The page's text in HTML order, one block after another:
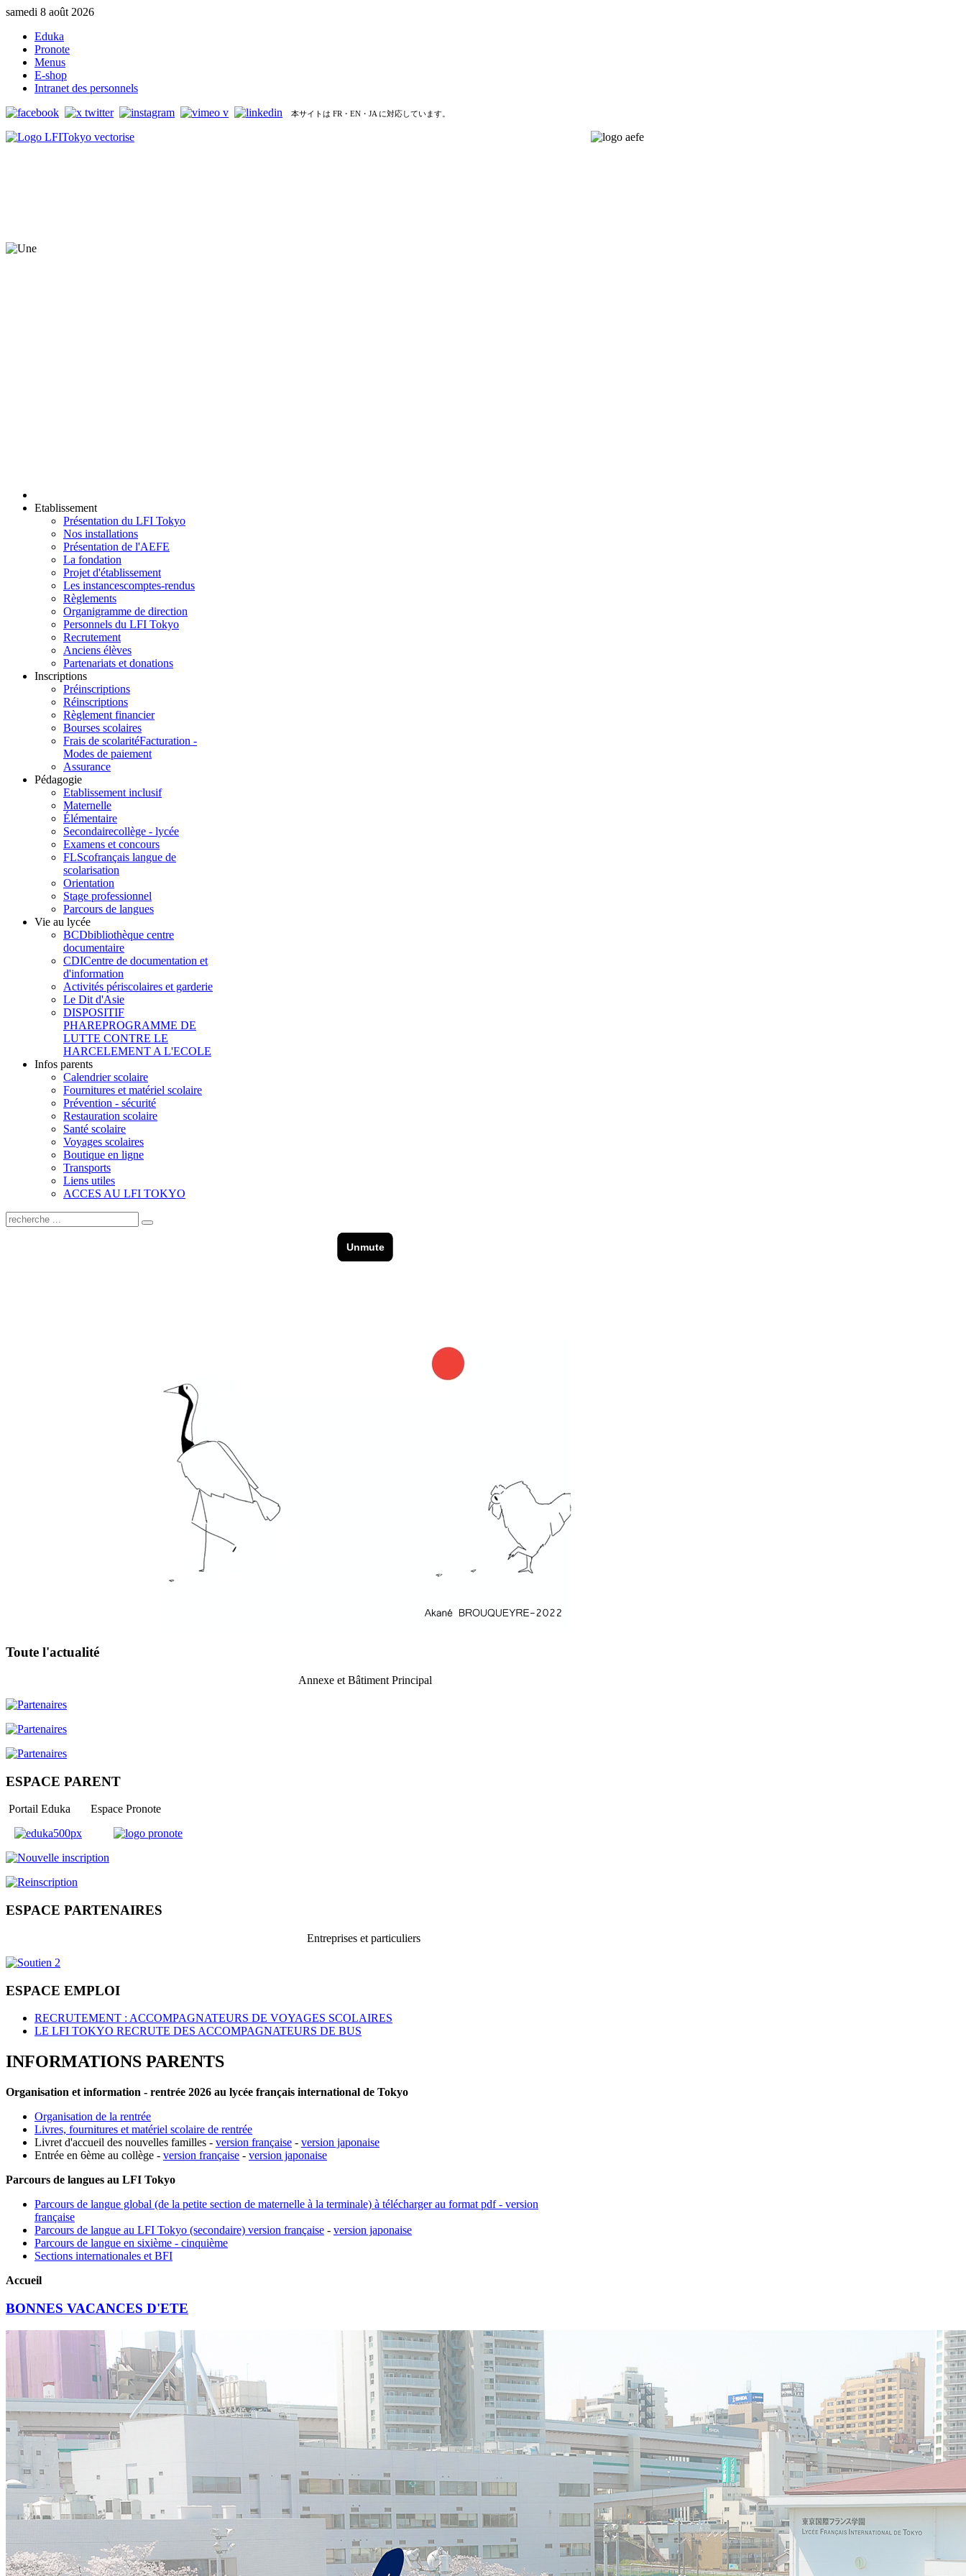
samedi 8 août 2026
Eduka
Pronote
Menus
E-shop
Intranet des personnels
本サイトは FR・EN・JA に対応しています。
Etablissement
Présentation du LFI Tokyo
Nos installations
Présentation de l'AEFE
La fondation
Projet d'établissement
Les instancescomptes-rendus
Règlements
Organigramme de direction
Personnels du LFI Tokyo
Recrutement
Anciens élèves
Partenariats et donations
Inscriptions
Préinscriptions
Réinscriptions
Règlement financier
Bourses scolaires
Frais de scolaritéFacturation -
Modes de paiement
Assurance
Pédagogie
Etablissement inclusif
Maternelle
Élémentaire
Secondairecollège - lycée
Examens et concours
FLScofrançais langue de
scolarisation
Orientation
Stage professionnel
Parcours de langues
Vie au lycée
BCDbibliothèque centre
documentaire
CDICentre de documentation et
d'information
Activités périscolaires et garderie
Le Dit d'Asie
DISPOSITIF
PHAREPROGRAMME DE
LUTTE CONTRE LE
HARCELEMENT A L'ECOLE
Infos parents
Calendrier scolaire
Fournitures et matériel scolaire
Prévention - sécurité
Restauration scolaire
Santé scolaire
Voyages scolaires
Boutique en ligne
Transports
Liens utiles
ACCES AU LFI TOKYO
Toute l'actualité
Annexe et Bâtiment Principal
ESPACE PARENT
Portail Eduka Espace Pronote
ESPACE PARTENAIRES
Entreprises et particuliers
ESPACE EMPLOI
RECRUTEMENT : ACCOMPAGNATEURS DE VOYAGES SCOLAIRES
LE LFI TOKYO RECRUTE DES ACCOMPAGNATEURS DE BUS
INFORMATIONS PARENTS
Organisation et information - rentrée 2026 au lycée français international de Tokyo
Organisation de la rentrée
Livres, fournitures et matériel scolaire de rentrée
Livret d'accueil des nouvelles familles - version française - version japonaise
Entrée en 6ème au collège - version française - version japonaise
Parcours de langues au LFI Tokyo
Parcours de langue global (de la petite section de maternelle à la terminale) à télécharger au format pdf - version
française
Parcours de langue au LFI Tokyo (secondaire) version française - version japonaise
Parcours de langue en sixième - cinquième
Sections internationales et BFI
Accueil
BONNES VACANCES D'ETE